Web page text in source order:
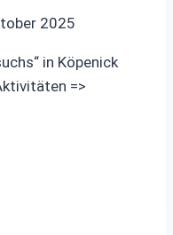
2025
in Köpenick
=>